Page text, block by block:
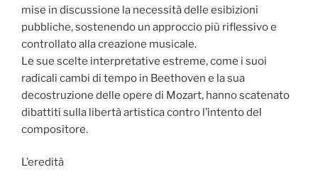
mise in discussione la necessità delle esibizioni
pubbliche, sostenendo un approccio più riflessivo e
controllato alla creazione musicale.
Le sue scelte interpretative estreme, come i suoi
radicali cambi di tempo in Beethoven e la sua
decostruzione delle opere di Mozart, hanno scatenato
dibattiti sulla libertà artistica contro l’intento del
compositore.
L’eredità